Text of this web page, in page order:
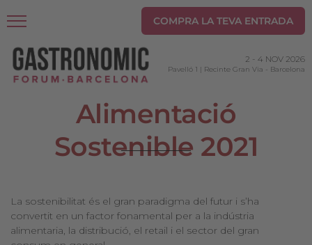
COMPRA LA TEVA ENTRADA
2 - 4 NOV 2026
Pavelló 1 | Recinte Gran Via - Barcelona
Alimentació
Sostenible 2021
La sostenibilitat és el gran paradigma del futur i s’ha
convertit en un factor fonamental per a la indústria
alimentaria, la distribució, el retail i el sector del gran